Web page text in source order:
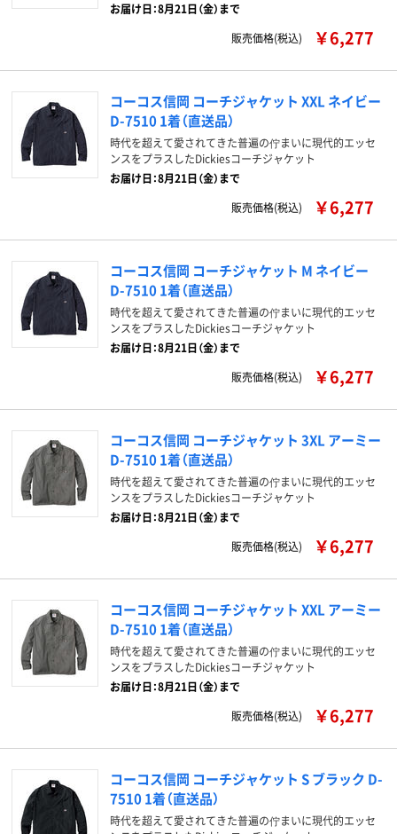
お届け日：8月21日（金）まで
販売価格(税込)
￥6,277
コーコス信岡 コーチジャケット XXL ネイビー
D-7510 1着（直送品）
時代を超えて愛されてきた普遍の佇まいに現代的エッセ
ンスをプラスしたDickiesコーチジャケット
お届け日：8月21日（金）まで
販売価格(税込)
￥6,277
コーコス信岡 コーチジャケット M ネイビー
D-7510 1着（直送品）
時代を超えて愛されてきた普遍の佇まいに現代的エッセ
ンスをプラスしたDickiesコーチジャケット
お届け日：8月21日（金）まで
販売価格(税込)
￥6,277
コーコス信岡 コーチジャケット 3XL アーミー
D-7510 1着（直送品）
時代を超えて愛されてきた普遍の佇まいに現代的エッセ
ンスをプラスしたDickiesコーチジャケット
お届け日：8月21日（金）まで
販売価格(税込)
￥6,277
コーコス信岡 コーチジャケット XXL アーミー
D-7510 1着（直送品）
時代を超えて愛されてきた普遍の佇まいに現代的エッセ
ンスをプラスしたDickiesコーチジャケット
お届け日：8月21日（金）まで
販売価格(税込)
￥6,277
コーコス信岡 コーチジャケット S ブラック D-
7510 1着（直送品）
時代を超えて愛されてきた普遍の佇まいに現代的エッセ